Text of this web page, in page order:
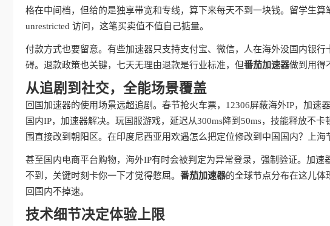
格在中间档，但给的是独享带宽和专线，算下来每天不到一块钱。留学生
unrestricted 访问，这笔买卖值不值自己掂量。
付款方式也要留意。有些加速器只支持支付宝、微信，人在海外没国内银行
碍。退款政策也关键，七天无理由退款是行业标准，但番茄加速器做到用得
从追剧到社交，全能场景覆盖
回国加速器的使用场景远超追剧。春节抢火车票，12306屏蔽海外IP，加
国内IP，加速器解决。玩国服游戏，延迟从300ms降到50ms，技能释放不
围直接改到朝阳区。在印度尼西亚用欢遇怎么把定位修改到中国国内？上
甚至国内电商平台购物，海外IP有时会被判定为异常登录，强制验证。加
不到，关键时刻卡你一下才觉得憋屈。 番茄加速器的全球节点分布在这儿体
回国内不掉速。
技术细节决定体验上限